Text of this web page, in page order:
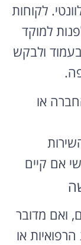
לקוחות
למוקד
ולבקש
או
אם קיים
ואם מדובר
או